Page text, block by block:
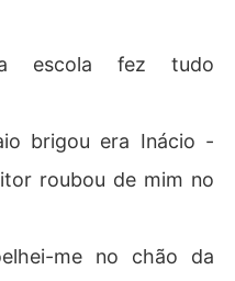
jogos cruéis mais uma
oferecendo-me uma
se eu jogasse o jogo d
linha de fogo.
escola fez tudo
brigou era Inácio -
roubou de mim no
me no chão da